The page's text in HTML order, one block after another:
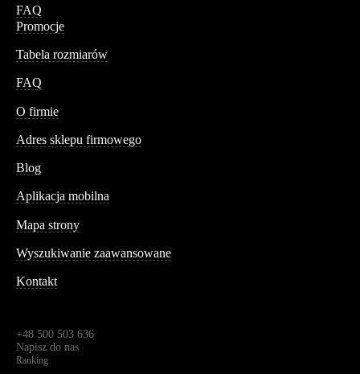
FAQ
Promocje
Tabela rozmiarów
FAQ
O firmie
Adres sklepu firmowego
Blog
Aplikacja mobilna
Mapa strony
Wyszukiwanie zaawansowane
Kontakt
+48 500 503 636
Napisz do nas
Ranking